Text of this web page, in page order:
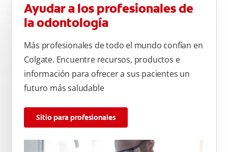
Ayudar a los profesionales de
la odontología
Más profesionales de todo el mundo confían en
Colgate. Encuentre recursos, productos e
información para ofrecer a sus pacientes un
futuro más saludable
Sitio para profesionales